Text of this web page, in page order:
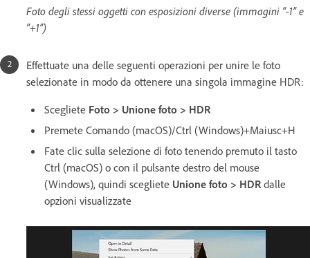
Foto degli stessi oggetti con esposizioni diverse (immagini “-1” e
“+1”)
Effettuate una delle seguenti operazioni per unire le foto
selezionate in modo da ottenere una singola immagine HDR:
Scegliete Foto > Unione foto > HDR
Premete Comando (macOS)/Ctrl (Windows)+Maiusc+H
Fate clic sulla selezione di foto tenendo premuto il tasto
Ctrl (macOS) o con il pulsante destro del mouse
(Windows), quindi scegliete Unione foto > HDR dalle
opzioni visualizzate